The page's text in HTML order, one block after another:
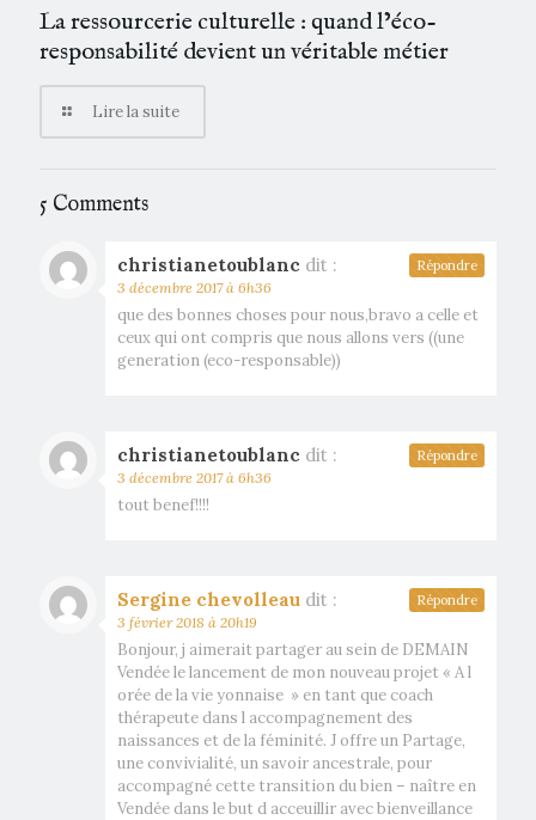
La ressourcerie culturelle : quand l’éco-
responsabilité devient un véritable métier
Lire la suite
5 Comments
christianetoublanc dit :
3 décembre 2017 à 6h36
que des bonnes choses pour nous,bravo a celle et
ceux qui ont compris que nous allons vers ((une
generation (eco-responsable))
Répondre
christianetoublanc dit :
3 décembre 2017 à 6h36
tout benef!!!!
Répondre
Sergine chevolleau dit :
3 février 2018 à 20h19
Bonjour, j aimerait partager au sein de DEMAIN
Vendée le lancement de mon nouveau projet « A l
orée de la vie yonnaise » en tant que coach
thérapeute dans l accompagnement des
naissances et de la féminité. J offre un Partage,
une convivialité, un savoir ancestrale, pour
accompagné cette transition du bien – naître en
Vendée dans le but d acceuillir avec bienveillance
Répondre